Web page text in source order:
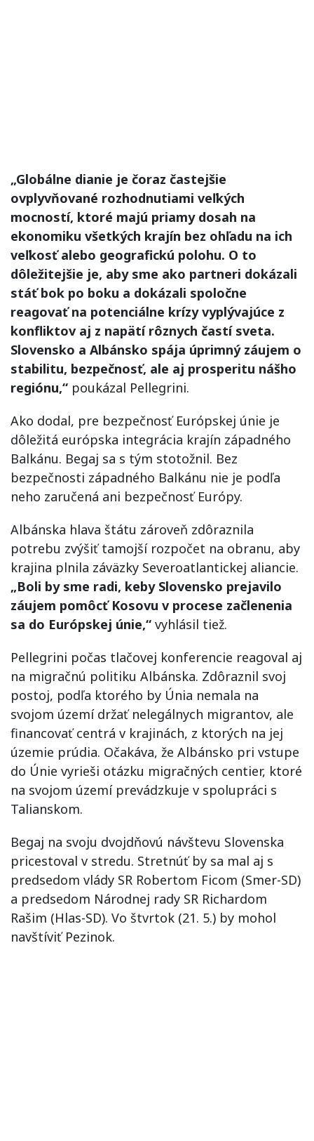
„Globálne dianie je čoraz častejšie
ovplyvňované rozhodnutiami veľkých
mocností, ktoré majú priamy dosah na
ekonomiku všetkých krajín bez ohľadu na ich
veľkosť alebo geografickú polohu. O to
dôležitejšie je, aby sme ako partneri dokázali
stáť bok po boku a dokázali spoločne
reagovať na potenciálne krízy vyplývajúce z
konfliktov aj z napätí rôznych častí sveta.
Slovensko a Albánsko spája úprimný záujem o
stabilitu, bezpečnosť, ale aj prosperitu nášho
regiónu,“ poukázal Pellegrini.
Ako dodal, pre bezpečnosť Európskej únie je
dôležitá európska integrácia krajín západného
Balkánu. Begaj sa s tým stotožnil. Bez
bezpečnosti západného Balkánu nie je podľa
neho zaručená ani bezpečnosť Európy.
Albánska hlava štátu zároveň zdôraznila
potrebu zvýšiť tamojší rozpočet na obranu, aby
krajina plnila záväzky Severoatlantickej aliancie.
„Boli by sme radi, keby Slovensko prejavilo
záujem pomôcť Kosovu v procese začlenenia
sa do Európskej únie,“ vyhlásil tiež.
Pellegrini počas tlačovej konferencie reagoval aj
na migračnú politiku Albánska. Zdôraznil svoj
postoj, podľa ktorého by Únia nemala na
svojom území držať nelegálnych migrantov, ale
financovať centrá v krajinách, z ktorých na jej
územie prúdia. Očakáva, že Albánsko pri vstupe
do Únie vyrieši otázku migračných centier, ktoré
na svojom území prevádzkuje v spolupráci s
Talianskom.
Begaj na svoju dvojdňovú návštevu Slovenska
pricestoval v stredu. Stretnúť by sa mal aj s
predsedom vlády SR Robertom Ficom (Smer-SD)
a predsedom Národnej rady SR Richardom
Rašim (Hlas-SD). Vo štvrtok (21. 5.) by mohol
navštíviť Pezinok.